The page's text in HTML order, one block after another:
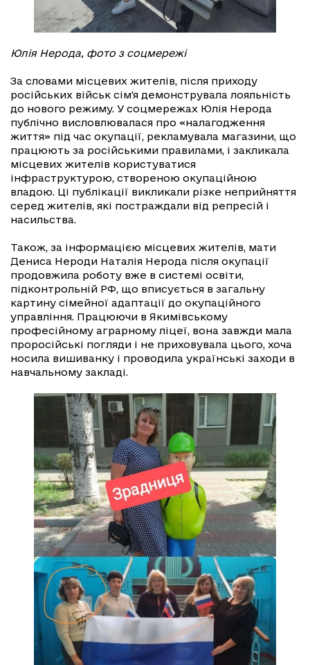
Юлія Нерода, фото з соцмережі
За словами місцевих жителів, після приходу
російських військ сім'я демонструвала лояльність
до нового режиму. У соцмережах Юлія Нерода
публічно висловлювалася про «налагодження
життя» під час окупації, рекламувала магазини, що
працюють за російськими правилами, і закликала
місцевих жителів користуватися
інфраструктурою, створеною окупаційною
владою. Ці публікації викликали різке неприйняття
серед жителів, які постраждали від репресій і
насильства.
Також, за інформацією місцевих жителів, мати
Дениса Нероди Наталія Нерода після окупації
продовжила роботу вже в системі освіти,
підконтрольній РФ, що вписується в загальну
картину сімейної адаптації до окупаційного
управління. Працюючи в Якимівському
професійному аграрному ліцеї, вона завжди мала
проросійські погляди і не приховувала цього, хоча
носила вишиванку і проводила українські заходи в
навчальному закладі.